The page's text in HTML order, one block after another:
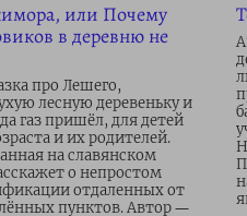
или Почему
в деревню не
про Лешего,
лесную деревеньку и
газ пришёл, для детей
и их родителей.
на славянском
о непростом
отдаленных от
пунктов. Автор ―